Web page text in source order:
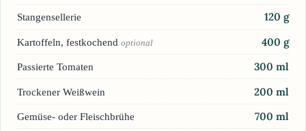
Stangensellerie 120 g
Kartoffeln, festkochend optional 400 g
Passierte Tomaten 300 ml
Trockener Weißwein 200 ml
Gemüse- oder Fleischbrühe 700 ml